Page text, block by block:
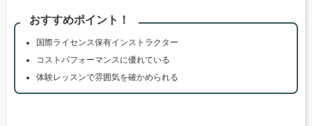
おすすめポイント！
国際ライセンス保有インストラクター
コストパフォーマンスに優れている
体験レッスンで雰囲気を確かめられる